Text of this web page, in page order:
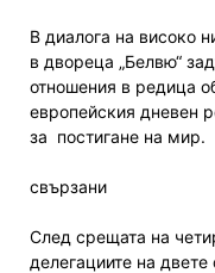
В диалога на високо
в двореца „Белвю“
отношения в редица
европейския дневен
за постигане на мир.
свързани
След срещата на
делегациите на